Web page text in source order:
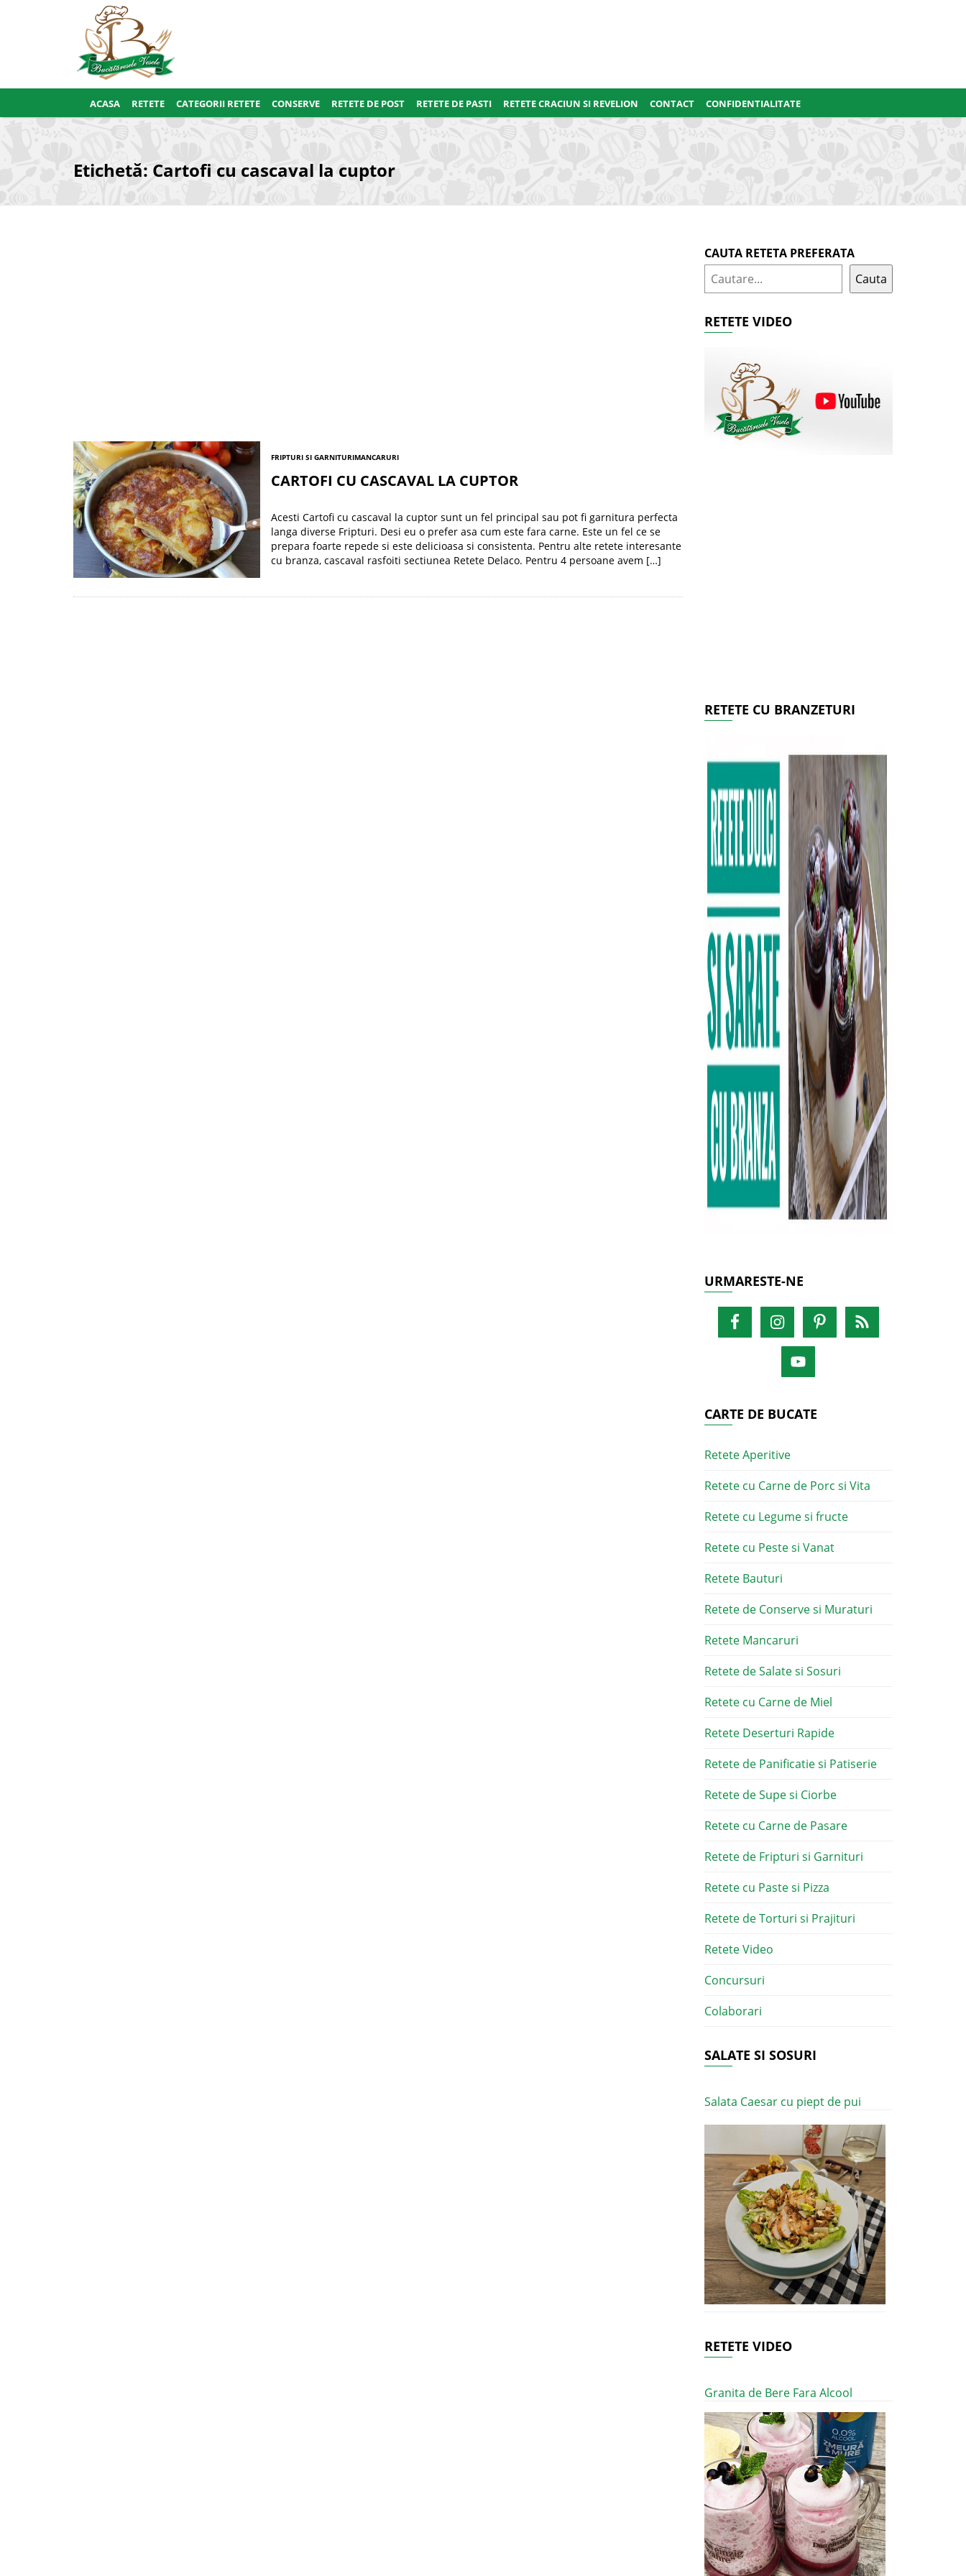
ACASA RETETE CATEGORII RETETE CONSERVE RETETE DE POST RETETE DE PASTI RETETE CRACIUN SI REVELION CONTACT CONFIDENTIALITATE
Etichetă: Cartofi cu cascaval la cuptor
FRIPTURI SI GARNITURIMANCARURI
CARTOFI CU CASCAVAL LA CUPTOR
Acesti Cartofi cu cascaval la cuptor sunt un fel principal sau pot fi garnitura perfecta
langa diverse Fripturi. Desi eu o prefer asa cum este fara carne. Este un fel ce se
prepara foarte repede si este delicioasa si consistenta. Pentru alte retete interesante
cu branza, cascaval rasfoiti sectiunea Retete Delaco. Pentru 4 persoane avem […]
CAUTA RETETA PREFERATA
Cauta
RETETE VIDEO
RETETE CU BRANZETURI
URMARESTE-NE
CARTE DE BUCATE
Retete Aperitive
Retete cu Carne de Porc si Vita
Retete cu Legume si fructe
Retete cu Peste si Vanat
Retete Bauturi
Retete de Conserve si Muraturi
Retete Mancaruri
Retete de Salate si Sosuri
Retete cu Carne de Miel
Retete Deserturi Rapide
Retete de Panificatie si Patiserie
Retete de Supe si Ciorbe
Retete cu Carne de Pasare
Retete de Fripturi si Garnituri
Retete cu Paste si Pizza
Retete de Torturi si Prajituri
Retete Video
Concursuri
Colaborari
SALATE SI SOSURI
Salata Caesar cu piept de pui
RETETE VIDEO
Granita de Bere Fara Alcool